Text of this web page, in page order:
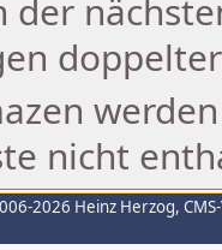
der
nicht
2026 Heinz Herzog,